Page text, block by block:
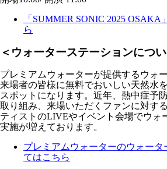
「SUMMER SONIC 2025 OSAKA
ら
＜ウォーターステーションにつ
プレミアムウォーターが提供するウォ
来場者の皆様に無料でおいしい天然水
スポットになります。近年、熱中症予
取り組み、来場いただくファンに対す
ティストのLIVEやイベント会場でウォ
実施が増えております。
プレミアムウォーターのウォー
てはこちら